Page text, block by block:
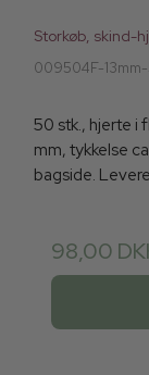
Storkøb, skind-
009504F-
50 stk., hjerte i
mm, tykkelse
bagside.
98,00